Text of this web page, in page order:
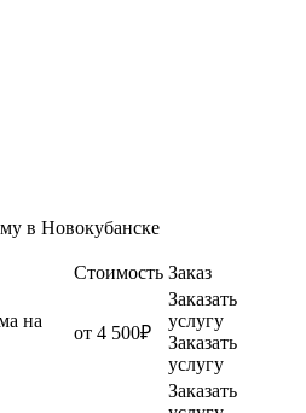
в Новокубанске
Стоимость Заказ
на
от 4 500₽
Заказать
услугу
Заказать
услугу
Заказать